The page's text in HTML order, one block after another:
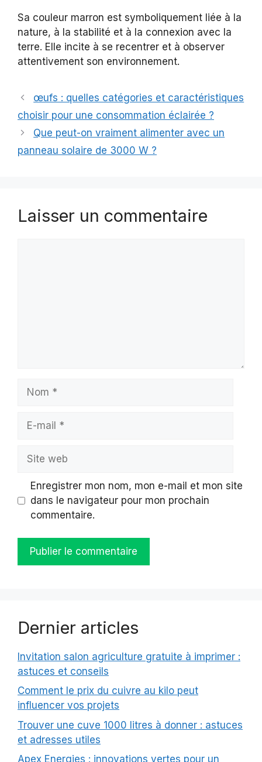
Sa couleur marron est symboliquement liée à la
nature, à la stabilité et à la connexion avec la
terre. Elle incite à se recentrer et à observer
attentivement son environnement.
œufs : quelles catégories et caractéristiques
choisir pour une consommation éclairée ?
Que peut-on vraiment alimenter avec un
panneau solaire de 3000 W ?
Laisser un commentaire
Nom
Site
Enregistrer mon nom, mon e-mail et mon site
dans le navigateur pour mon prochain
commentaire.
Dernier articles
Invitation salon agriculture gratuite à imprimer :
astuces et conseils
Comment le prix du cuivre au kilo peut
influencer vos projets
Trouver une cuve 1000 litres à donner : astuces
et adresses utiles
Apex Energies : innovations vertes pour un